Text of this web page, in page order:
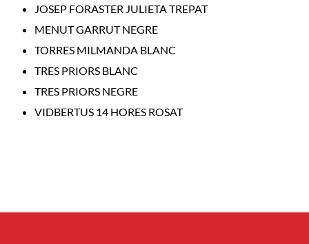
JOSEP FORASTER JULIETA TREPAT
MENUT GARRUT NEGRE
TORRES MILMANDA BLANC
TRES PRIORS BLANC
TRES PRIORS NEGRE
VIDBERTUS 14 HORES ROSAT